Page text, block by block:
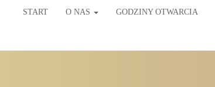
START O NAS GODZINY OTWARCIA